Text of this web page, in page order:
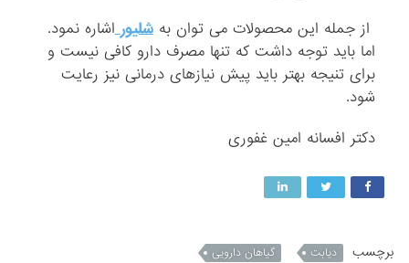
از جمله این محصولات می توان بهشلیور اشاره نمود.
اما باید توجه داشت که تنها مصرف دارو کافی نیست و
برای تنیجه بهتر باید پیش نیازهای درمانی نیز رعایت
شود.
دکتر افسانه امین غفوری
برچسب دیابت گیاهان دارویی